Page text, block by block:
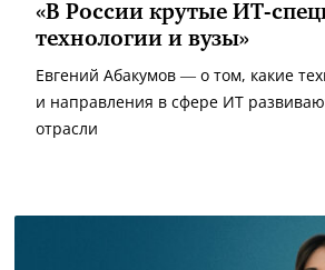
«В России крутые ИТ-
технологии и вузы»
Евгений Абакумов — о том, какие
и направления в сфере ИТ
отрасли